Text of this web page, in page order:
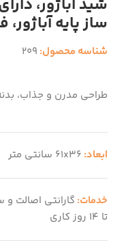
ساز پایه
شناسه محصول: 209
طراحی مدرن و جذاب،
ابعاد: 61x36 سانتی متر
خدمات: گارانتی اصالت
تا 14 روز کاری